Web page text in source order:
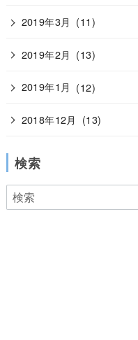
2019年3月 (11)
2019年2月 (13)
2019年1月 (12)
2018年12月 (13)
検索